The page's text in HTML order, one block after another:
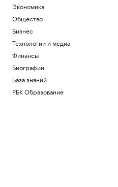
Политика
Федорищев рассказал о
атаки БПЛА на Самарскую
Политика
Трое пострадали при ударе
грузовику в Белгородской
Политика
Искусственный интеллект
массовые увольнения — и еще 10
мифов
Экономика
Общество
Бизнес
Технологии и медиа
Финансы
Биографии
База знаний
РБК Образование